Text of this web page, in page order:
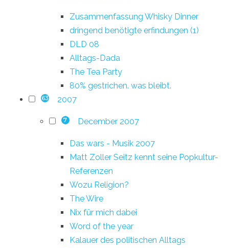
Zusammenfassung Whisky Dinner
dringend benötigte erfindungen (1)
DLD 08
Alltags-Dada
The Tea Party
80% gestrichen. was bleibt.
63 2007
7 December 2007
Das wars - Musik 2007
Matt Zoller Seitz kennt seine Popkultur-
Referenzen
Wozu Religion?
The Wire
Nix für mich dabei
Word of the year
Kalauer des politischen Alltags